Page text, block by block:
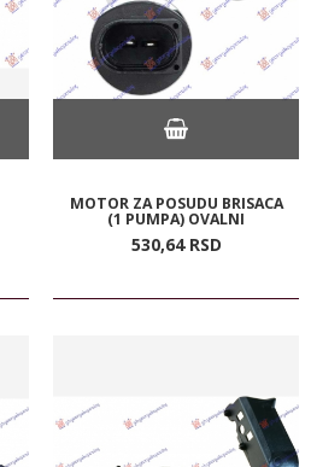
MOTOR ZA POSUDU BRISACA
(1 PUMPA) OVALNI
530,64 RSD